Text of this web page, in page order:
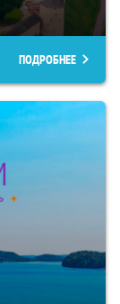
ПОДРОБНЕЕ